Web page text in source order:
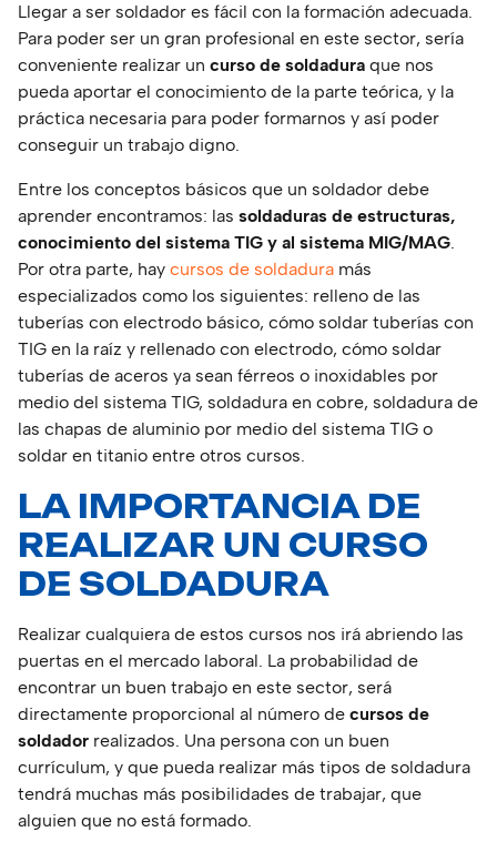
Llegar a ser soldador es fácil con la formación adecuada.
Para poder ser un gran profesional en este sector, sería
conveniente realizar un curso de soldadura que nos
pueda aportar el conocimiento de la parte teórica, y la
práctica necesaria para poder formarnos y así poder
conseguir un trabajo digno.
Entre los conceptos básicos que un soldador debe
aprender encontramos: las soldaduras de estructuras,
conocimiento del sistema TIG y al sistema MIG/MAG.
Por otra parte, hay cursos de soldadura más
especializados como los siguientes: relleno de las
tuberías con electrodo básico, cómo soldar tuberías con
TIG en la raíz y rellenado con electrodo, cómo soldar
tuberías de aceros ya sean férreos o inoxidables por
medio del sistema TIG, soldadura en cobre, soldadura de
las chapas de aluminio por medio del sistema TIG o
soldar en titanio entre otros cursos.
LA IMPORTANCIA DE
REALIZAR UN CURSO
DE SOLDADURA
Realizar cualquiera de estos cursos nos irá abriendo las
puertas en el mercado laboral. La probabilidad de
encontrar un buen trabajo en este sector, será
directamente proporcional al número de cursos de
soldador realizados. Una persona con un buen
currículum, y que pueda realizar más tipos de soldadura
tendrá muchas más posibilidades de trabajar, que
alguien que no está formado.